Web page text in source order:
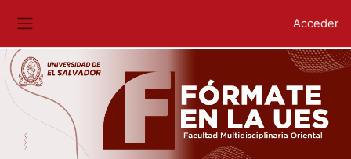
Acceder